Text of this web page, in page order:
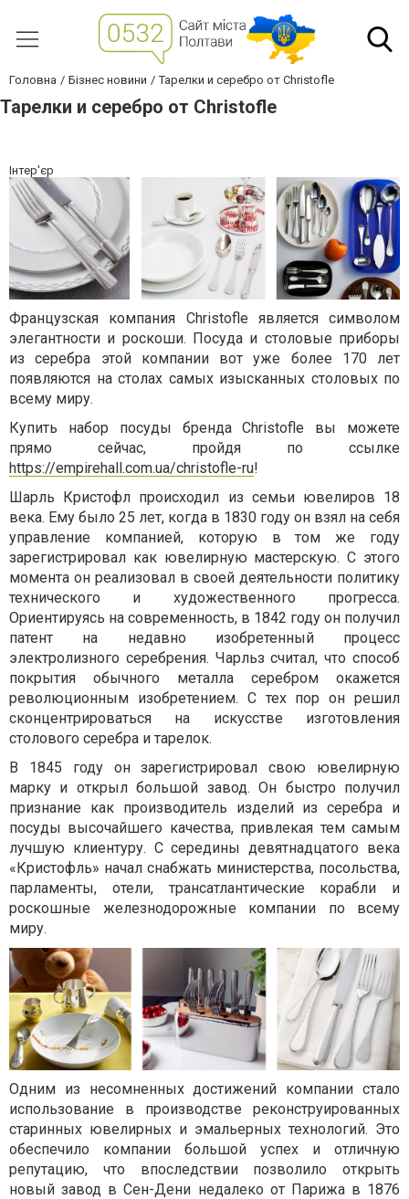
Головна Бізнес новини Тарелки и серебро от Christofle
Тарелки и серебро от Christofle
Інтер'єр
Французская компания Christofle является символом
элегантности и роскоши. Посуда и столовые приборы
из серебра этой компании вот уже более 170 лет
появляются на столах самых изысканных столовых по
всему миру.
Купить набор посуды бренда
Christofle вы можете
прямо сейчас, пройдя по ссылке
https://empirehall.com.ua/christofle-ru!
Шарль Кристофл происходил из семьи ювелиров 18
века. Ему было 25 лет, когда в 1830 году он взял на себя
управление компанией, которую в том же году
зарегистрировал как ювелирную мастерскую. С этого
момента он реализовал в своей деятельности политику
технического и художественного прогресса.
Ориентируясь на современность, в 1842 году он получил
патент на недавно изобретенный процесс
электролизного серебрения. Чарльз считал, что способ
покрытия обычного металла серебром окажется
революционным изобретением. С тех пор он решил
сконцентрироваться на искусстве изготовления
столового серебра и тарелок.
В 1845 году он зарегистрировал свою ювелирную
марку и открыл большой завод. Он быстро получил
признание как производитель изделий из серебра и
посуды высочайшего качества, привлекая тем самым
лучшую клиентуру. С середины девятнадцатого века
«Кристофль» начал снабжать министерства, посольства,
парламенты, отели, трансатлантические корабли и
роскошные железнодорожные компании по всему
миру.
Одним из несомненных достижений компании стало
использование в производстве реконструированных
старинных ювелирных и эмальерных технологий. Это
обеспечило компании большой успех и отличную
репутацию, что впоследствии позволило открыть
новый завод в Сен-Дени недалеко от Парижа в 1876